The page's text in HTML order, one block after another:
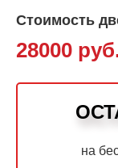
Стоимость
28000
на